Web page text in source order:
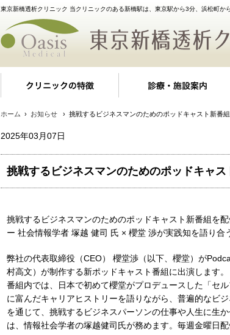
東京新橋透析クリニック 当クリニックのある新橋駅は、東京駅から3分、浜松町か
ホーム › お知らせ › 挑戦するビジネスマンのためのポッドキャスト新番
2025年03月07日
挑戦するビジネスマンのためのポッドキャ
挑戦するビジネスマンのためのポッドキャスト新番組を
ー 社会情報学者 塚越 健司 氏 × 櫻堂 渉が実践知を語り合
弊社の代表取締役（CEO） 櫻堂渉（以下、櫻堂）が
村高文）が制作する新ポッドキャスト番組に出演します。
番組内では、日本で初めて櫻堂がプロデュースした「セ
に富んだキャリアヒストリーを語りながら、普遍的なビ
を通じて、挑戦するビジネスパーソンの仕事や人生に生
は、情報社会学者の塚越健司氏が務めます。毎週金曜日配